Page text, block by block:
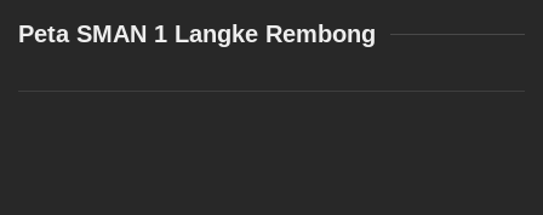
Peta SMAN 1 Langke Rembong